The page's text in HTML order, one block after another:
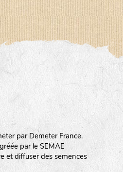
par Demeter France.
par le SEMAE
et diffuser des semences